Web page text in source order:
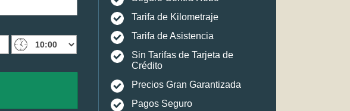
Tarifa de Kilometraje
Tarifa de Asistencia
Sin Tarifas de Tarjeta de
Crédito
Precios Gran Garantizada
Pagos Seguro